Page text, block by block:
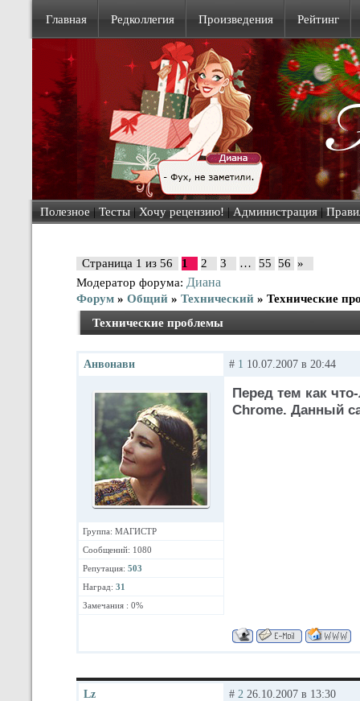
Главная Редколлегия Произведения Рейтинг
Полезное | Тесты | Хочу рецензию! | Администрация |
Страница 1 из 56 1 2 3 … 55 56 »
Модератор форума: Диана
Форум » Общий » Технический » Технические
Технические проблемы
Анвонави
Группа: МАГИСТР
Сообщений: 1080
Репутация: 503
Наград: 31
Замечания : 0%
# 1 10.07.2007 в 20:44
Перед тем как
Chrome. Данный
Lz # 2 26.10.2007 в 13:30